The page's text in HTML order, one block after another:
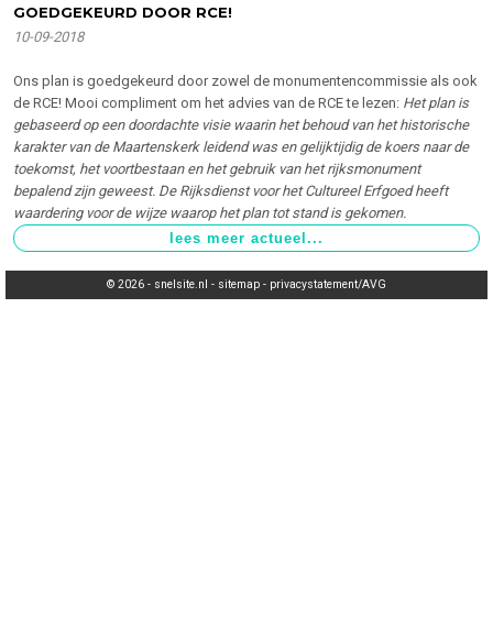
Actueel
Contact >
GOEDGEKEURD DOOR RCE!
10-09-2018
Ons plan is goedgekeurd door zowel de monumentencommissie als ook
de RCE! Mooi compliment om het advies van de RCE te lezen: Het plan is
gebaseerd op een doordachte visie waarin het behoud van het historische
karakter van de Maartenskerk leidend was en gelijktijdig de koers naar de
toekomst, het voortbestaan en het gebruik van het rijksmonument
bepalend zijn geweest. De Rijksdienst voor het Cultureel Erfgoed heeft
waardering voor de wijze waarop het plan tot stand is gekomen.
© 2026 - snelsite.nl - sitemap - privacystatement/AVG